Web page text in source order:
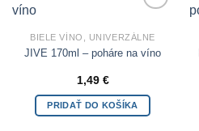
Wishlist
BIELE VÍNO, UNIVERZÁLNE
JIVE 170ml – poháre na víno
1,49 €
PRIDAŤ DO KOŠÍKA